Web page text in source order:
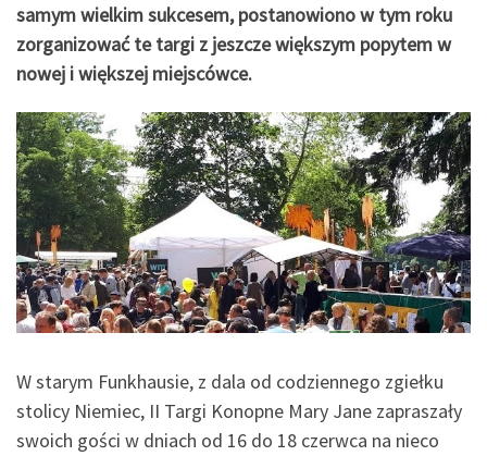
samym wielkim sukcesem, postanowiono w tym roku
zorganizować te targi z jeszcze większym popytem w
nowej i większej miejscówce.
W starym Funkhausie, z dala od codziennego zgiełku
stolicy Niemiec, II Targi Konopne Mary Jane zapraszały
swoich gości w dniach od 16 do 18 czerwca na nieco